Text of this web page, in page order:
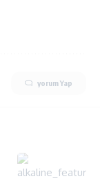
yorum Yap